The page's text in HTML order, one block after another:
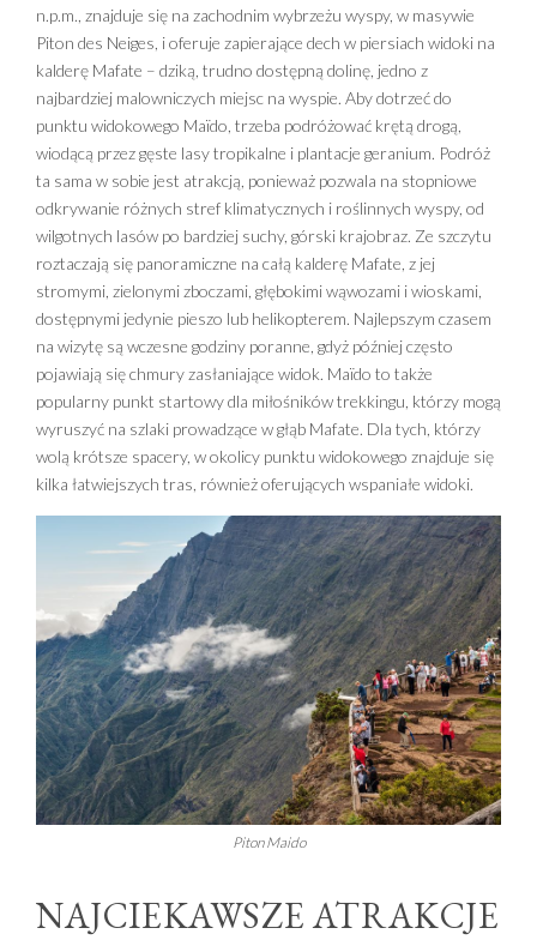
n.p.m., znajduje się na zachodnim wybrzeżu wyspy, w masywie
Piton des Neiges, i oferuje zapierające dech w piersiach widoki na
kalderę Mafate – dziką, trudno dostępną dolinę, jedno z
najbardziej malowniczych miejsc na wyspie. Aby dotrzeć do
punktu widokowego Maïdo, trzeba podróżować krętą drogą,
wiodącą przez gęste lasy tropikalne i plantacje geranium. Podróż
ta sama w sobie jest atrakcją, ponieważ pozwala na stopniowe
odkrywanie różnych stref klimatycznych i roślinnych wyspy, od
wilgotnych lasów po bardziej suchy, górski krajobraz. Ze szczytu
roztaczają się panoramiczne na całą kalderę Mafate, z jej
stromymi, zielonymi zboczami, głębokimi wąwozami i wioskami,
dostępnymi jedynie pieszo lub helikopterem. Najlepszym czasem
na wizytę są wczesne godziny poranne, gdyż później często
pojawiają się chmury zasłaniające widok. Maïdo to także
popularny punkt startowy dla miłośników trekkingu, którzy mogą
wyruszyć na szlaki prowadzące w głąb Mafate. Dla tych, którzy
wolą krótsze spacery, w okolicy punktu widokowego znajduje się
kilka łatwiejszych tras, również oferujących wspaniałe widoki.
Piton Maido
NAJCIEKAWSZE ATRAKCJE